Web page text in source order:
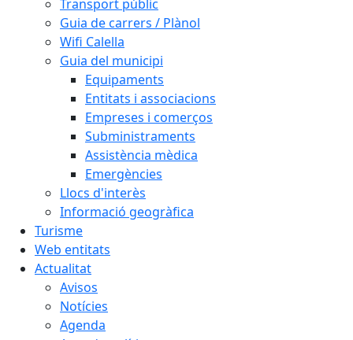
Transport públic
Guia de carrers / Plànol
Wifi Calella
Guia del municipi
Equipaments
Entitats i associacions
Empreses i comerços
Subministraments
Assistència mèdica
Emergències
Llocs d'interès
Informació geogràfica
Turisme
Web entitats
Actualitat
Avisos
Notícies
Agenda